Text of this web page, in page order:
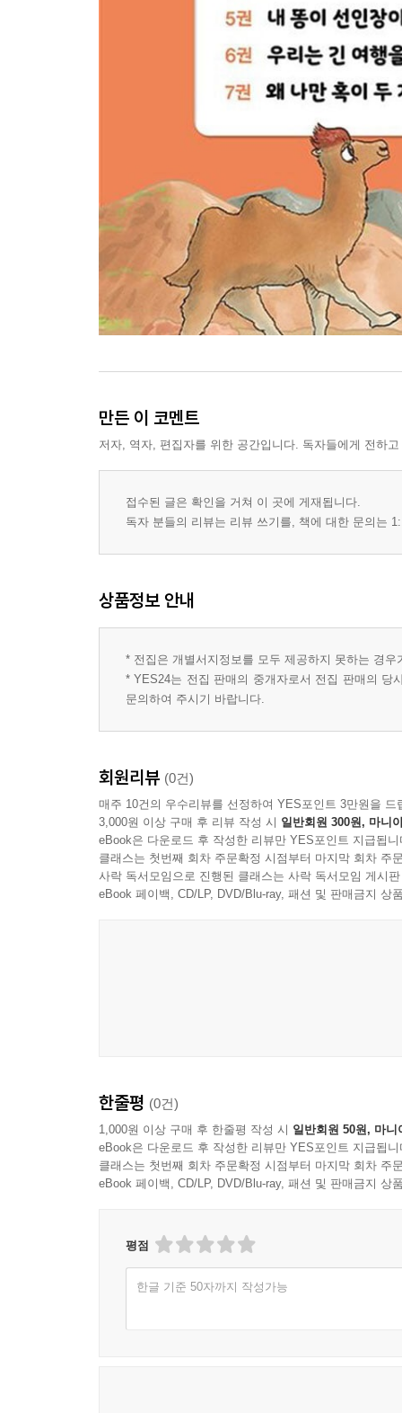
만든 이 코멘트
저자, 역자, 편집자를 위한 공간입니다. 독자들에게 전하
접수된 글은 확인을 거쳐 이 곳에 게재됩니다.
독자 분들의 리뷰는 리뷰 쓰기를, 책에 대한 문의는
상품정보 안내
* 전집은 개별서지정보를 모두 제공하지 못하는 경
* YES24는 전집 판매의 중개자로서 전집 판매의 당
문의하여 주시기 바랍니다.
회원리뷰 (0건)
매주 10건의 우수리뷰를 선정하여 YES포인트 3만원을 드
3,000원 이상 구매 후 리뷰 작성 시 일반회원 300원, 마니
eBook은 다운로드 후 작성한 리뷰만 YES포인트 지급됩니
클래스는 첫번째 회차 주문확정 시점부터 마지막 회차 주
사락 독서모임으로 진행된 클래스는 사락 독서모임 게시
eBook 페이백, CD/LP, DVD/Blu-ray, 패션 및 판매금지 상
한줄평 (0건)
1,000원 이상 구매 후 한줄평 작성 시 일반회원 50원, 마니
eBook은 다운로드 후 작성한 리뷰만 YES포인트 지급됩니
클래스는 첫번째 회차 주문확정 시점부터 마지막 회차 주
eBook 페이백, CD/LP, DVD/Blu-ray, 패션 및 판매금지 상
평점
한글 기준 50자까지 작성가능